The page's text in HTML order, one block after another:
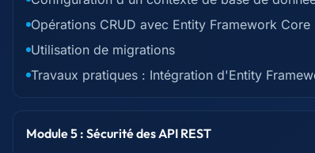
Opérations CRUD avec Entity Framework Core
Utilisation de migrations
Travaux pratiques : Intégration d'Entity
Module 5 : Sécurité des API REST